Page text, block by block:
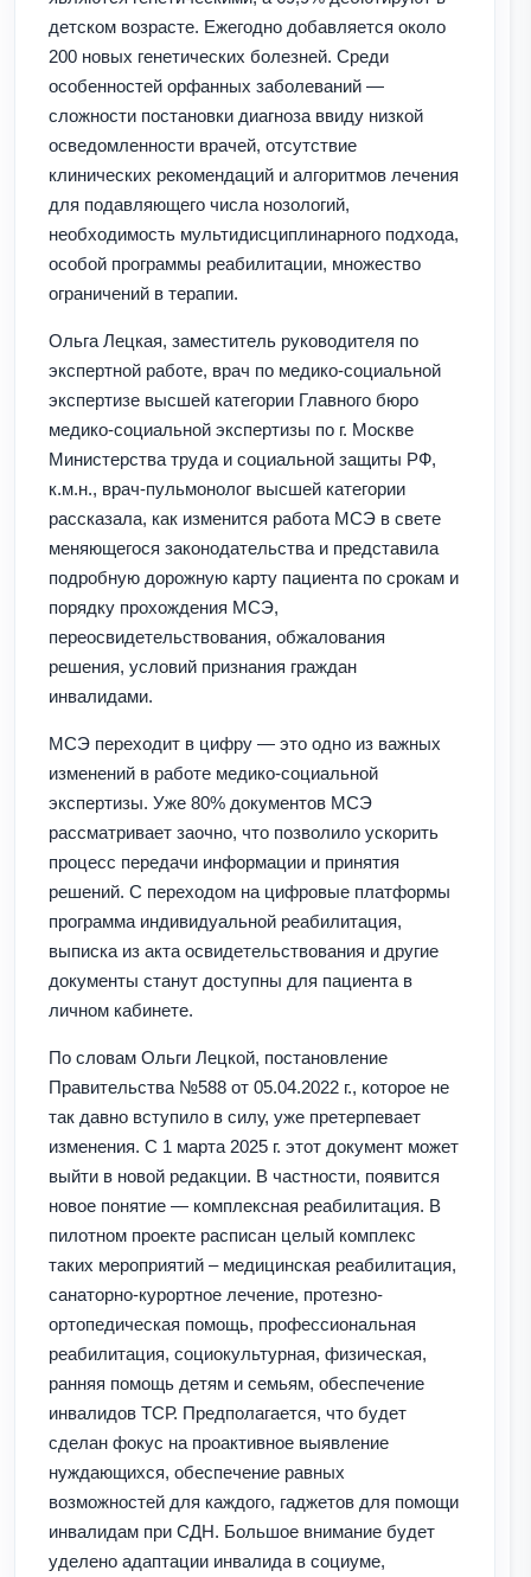
детском возрасте. Ежегодно добавляется около
200 новых генетических болезней. Среди
особенностей орфанных заболеваний —
сложности постановки диагноза ввиду низкой
осведомленности врачей, отсутствие
клинических рекомендаций и алгоритмов лечения
для подавляющего числа нозологий,
необходимость мультидисциплинарного подхода,
особой программы реабилитации, множество
ограничений в терапии.
Ольга Лецкая, заместитель руководителя по
экспертной работе, врач по медико-социальной
экспертизе высшей категории Главного бюро
медико-социальной экспертизы по г. Москве
Министерства труда и социальной защиты РФ,
к.м.н., врач-пульмонолог высшей категории
рассказала, как изменится работа МСЭ в свете
меняющегося законодательства и представила
подробную дорожную карту пациента по срокам и
порядку прохождения МСЭ,
переосвидетельствования, обжалования
решения, условий признания граждан
инвалидами.
МСЭ переходит в цифру — это одно из важных
изменений в работе медико-социальной
экспертизы. Уже 80% документов МСЭ
рассматривает заочно, что позволило ускорить
процесс передачи информации и принятия
решений. С переходом на цифровые платформы
программа индивидуальной реабилитация,
выписка из акта освидетельствования и другие
документы станут доступны для пациента в
личном кабинете.
По словам Ольги Лецкой, постановление
Правительства №588 от 05.04.2022 г., которое не
так давно вступило в силу, уже претерпевает
изменения. С 1 марта 2025 г. этот документ может
выйти в новой редакции. В частности, появится
новое понятие — комплексная реабилитация. В
пилотном проекте расписан целый комплекс
таких мероприятий – медицинская реабилитация,
санаторно-курортное лечение, протезно-
ортопедическая помощь, профессиональная
реабилитация, социокультурная, физическая,
ранняя помощь детям и семьям, обеспечение
инвалидов ТСР. Предполагается, что будет
сделан фокус на проактивное выявление
нуждающихся, обеспечение равных
возможностей для каждого, гаджетов для помощи
инвалидам при СДН. Большое внимание будет
уделено адаптации инвалида в социуме,